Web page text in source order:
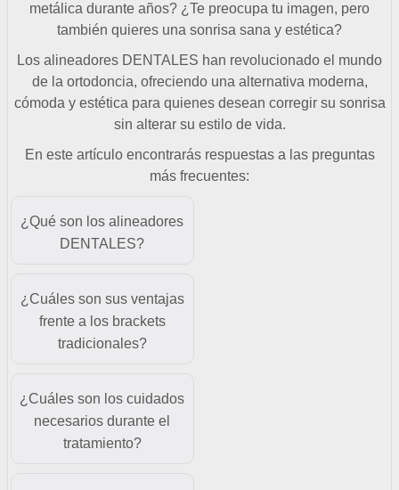
metálica durante años? ¿Te preocupa tu imagen, pero
también quieres una sonrisa sana y estética?
Los alineadores DENTALES han revolucionado el mundo
de la ortodoncia, ofreciendo una alternativa moderna,
cómoda y estética para quienes desean corregir su sonrisa
sin alterar su estilo de vida.
En este artículo encontrarás respuestas a las preguntas
más frecuentes:
¿Qué son los alineadores
DENTALES?
¿Cuáles son sus ventajas
frente a los brackets
tradicionales?
¿Cuáles son los cuidados
necesarios durante el
tratamiento?